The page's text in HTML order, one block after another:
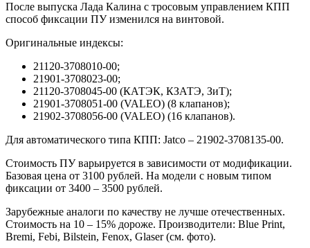
После выпуска Лада Калина с тросовым управлением КПП
способ фиксации ПУ изменился на винтовой.
Оригинальные индексы:
21120-3708010-00;
21901-3708023-00;
21120-3708045-00 (КАТЭК, КЗАТЭ, ЗиТ);
21901-3708051-00 (VALEO) (8 клапанов);
21902-3708056-00 (VALEO) (16 клапанов).
Для автоматического типа КПП: Jatco – 21902-3708135-00.
Стоимость ПУ варьируется в зависимости от модификации.
Базовая цена от 3100 рублей. На модели с новым типом
фиксации от 3400 – 3500 рублей.
Зарубежные аналоги по качеству не лучше отечественных.
Стоимость на 10 – 15% дороже. Производители: Blue Print,
Bremi, Febi, Bilstein, Fenox, Glaser (см. фото).